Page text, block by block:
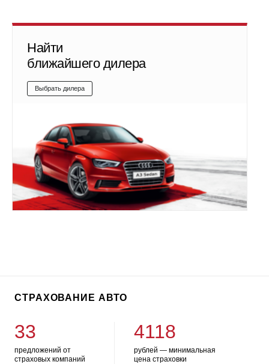
Найти
ближайшего дилера
Выбрать дилера
СТРАХОВАНИЕ АВТО
33
предложений от
страховых компаний
4118
рублей — минимальная
цена страховки